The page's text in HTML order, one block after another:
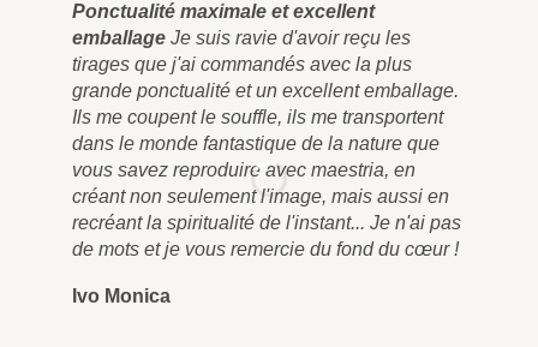
Ponctualité maximale et excellent
emballage Je suis ravie d'avoir reçu les
tirages que j'ai commandés avec la plus
grande ponctualité et un excellent emballage.
Ils me coupent le souffle, ils me transportent
dans le monde fantastique de la nature que
vous savez reproduire avec maestria, en
créant non seulement l'image, mais aussi en
recréant la spiritualité de l'instant... Je n'ai pas
de mots et je vous remercie du fond du cœur !
Ivo Monica